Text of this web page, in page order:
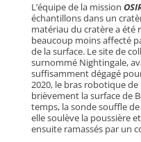
L’équipe de la mission
échantillons dans un
matériau du cratère a été
beaucoup moins affecté
de la surface. Le site de
surnommé Nightingale,
suffisamment dégagé
2020, le bras robotique de
brièvement la surface de
temps, la sonde souffle de
elle soulève la poussière
ensuite ramassés par un